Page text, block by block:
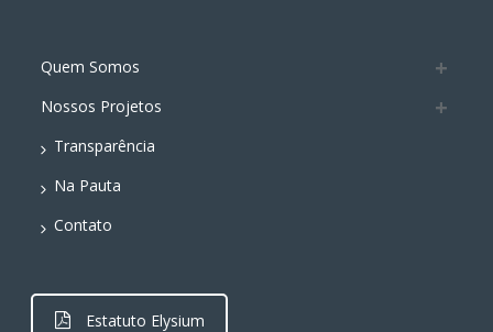
Quem Somos
Nossos Projetos
Transparência
Na Pauta
Contato
Estatuto Elysium